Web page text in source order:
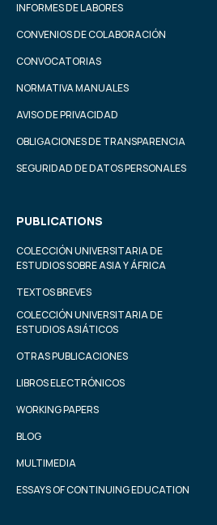
INFORMES DE LABORES
CONVENIOS DE COLABORACIÓN
CONVOCATORIAS
NORMATIVA MANUALES
AVISO DE PRIVACIDAD
OBLIGACIONES DE TRANSPARENCIA
SEGURIDAD DE DATOS PERSONALES
PUBLICATIONS
COLECCIÓN UNIVERSITARIA DE
ESTUDIOS SOBRE ASIA Y ÁFRICA
TEXTOS BREVES
COLECCIÓN UNIVERSITARIA DE
ESTUDIOS ASIÁTICOS
OTRAS PUBLICACIONES
LIBROS ELECTRÓNICOS
WORKING PAPERS
BLOG
MULTIMEDIA
ESSAYS OF CONTINUING EDUCATION